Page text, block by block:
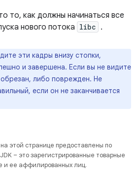
то, как должны начинаться все
нового потока libc .
эти кадры внизу стопки,
и завершена. Если вы не видите
либо поврежден. Не
если он не заканчивается
этой странице предоставлены по
– это зарегистрированные товарные
и ее аффилированных лиц.